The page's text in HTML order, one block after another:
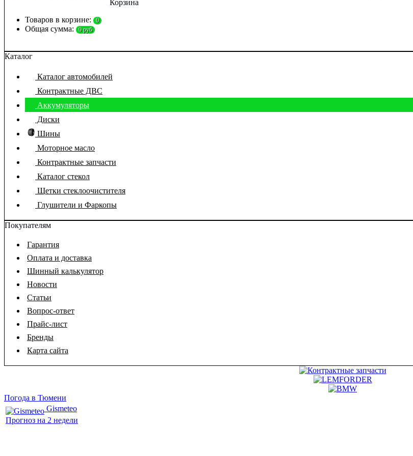
Корзина
Товаров в корзине:
0
Общая сумма: 0 руб
Каталог
Каталог автомобилей
Контрактные ДВС
Аккумуляторы
Диски
Шины
Моторное масло
Контрактные запчасти
Каталог стекол
Щетки стеклоочистителя
Глушители и Фаркопы
Покупателям
Гарантия
Оплата и доставка
Шинный калькулятор
Новости
Статьи
Вопрос-ответ
Прайс-лист
Бренды
Карта сайта
Погода в Тюмени
Gismeteo
Прогноз на 2 недели